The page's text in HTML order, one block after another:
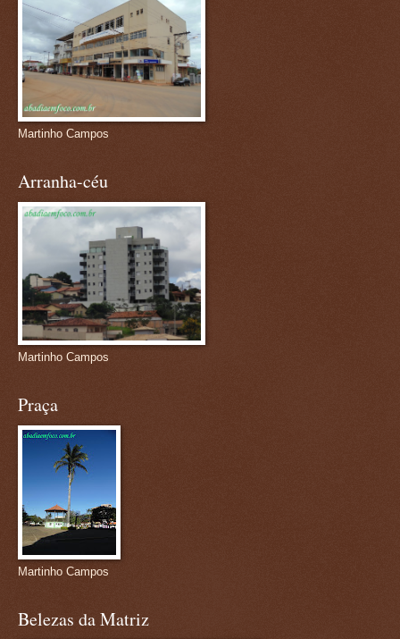
Martinho Campos
Arranha-céu
Martinho Campos
Praça
Martinho Campos
Belezas da Matriz